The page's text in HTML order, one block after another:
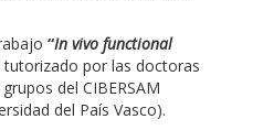
“In vivo functional
tutorizado por las doctoras
del CIBERSAM
del País Vasco).